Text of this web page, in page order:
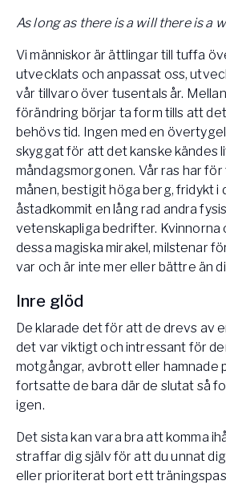
As long as there is a will there is a
Vi människor är ättlingar till tuffa
utvecklats och anpassat oss,
vår tillvaro över tusentals år.
förändring börjar ta form tills att
behövs tid. Ingen med en
skyggat för att det kanske kändes
måndagsmorgonen. Vår ras har
månen, bestigit höga berg, fridykt i
åstadkommit en lång rad andra
vetenskapliga bedrifter. Kvinnorna
dessa magiska mirakel, milstenar
var och är inte mer eller bättre än
Inre glöd
De klarade det för att de drevs av
det var viktigt och intressant för
motgångar, avbrott eller hamnade
fortsatte de bara där de slutat så
igen.
Det sista kan vara bra att komma
straffar dig själv för att du unnat
eller prioriterat bort ett